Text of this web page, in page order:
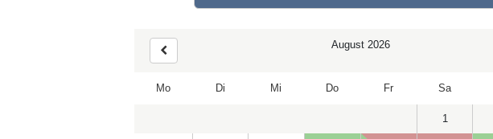
August 2026
Mo Di Mi Do Fr Sa
1